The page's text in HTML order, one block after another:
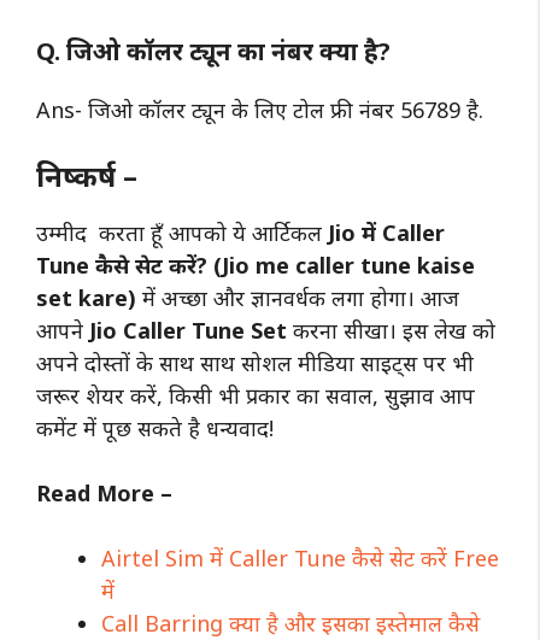
Q. जिओ कॉलर ट्यून का नंबर क्या है?
Ans- जिओ कॉलर ट्यून के लिए टोल फ्री नंबर 56789 है.
निष्कर्ष –
उम्मीद करता हूँ आपको ये आर्टिकल Jio में Caller
Tune कैसे सेट करें? (Jio me caller tune kaise
set kare) में अच्छा और ज्ञानवर्धक लगा होगा। आज
आपने Jio Caller Tune Set करना सीखा। इस लेख को
अपने दोस्तों के साथ साथ सोशल मीडिया साइट्स पर भी
जरूर शेयर करें, किसी भी प्रकार का सवाल, सुझाव आप
कमेंट में पूछ सकते है धन्यवाद!
Read More –
Airtel Sim में Caller Tune कैसे सेट करें Free
में
Call Barring क्या है और इसका इस्तेमाल कैसे